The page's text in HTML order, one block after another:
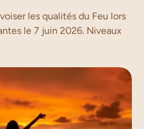
les qualités du Feu lors
le 7 juin 2026. Niveaux